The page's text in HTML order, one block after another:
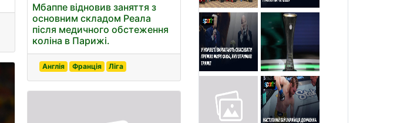
Мбаппе відновив заняття з
основним складом Реала
після медичного обстеження
коліна в Парижі.
Англія Франція Ліга